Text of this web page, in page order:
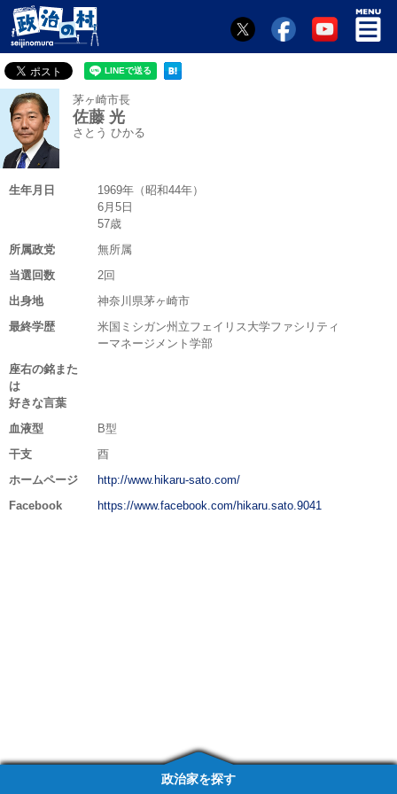
茅ヶ崎市長
佐藤 光
さとう ひかる
生年月日
1969年（昭和44年）
6月5日
57歳
所属政党
無所属
当選回数
2回
出身地
神奈川県茅ヶ崎市
最終学歴
米国ミシガン州立フェイリス大学ファシリティ
ーマネージメント学部
座右の銘また
は
好きな言葉
血液型
B型
干支
酉
ホームページ
http://www.hikaru-sato.com/
Facebook
https://www.facebook.com/hikaru.sato.9041
政治家を探す